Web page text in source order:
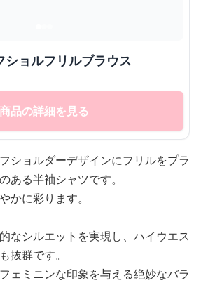
ョルフリルブラウス
商品の詳細を見る
ショルダーデザインにフリルをプラ
ある半袖シャツです。
かに彩ります。
なシルエットを実現し、ハイウエス
抜群です。
ェミニンな印象を与える絶妙なバラ